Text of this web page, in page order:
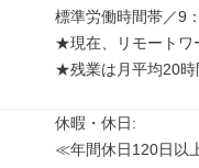
標準労働時間帯／9
★現在、リモートワ
★残業は月平均20時
休暇・休日:
≪年間休日120日以